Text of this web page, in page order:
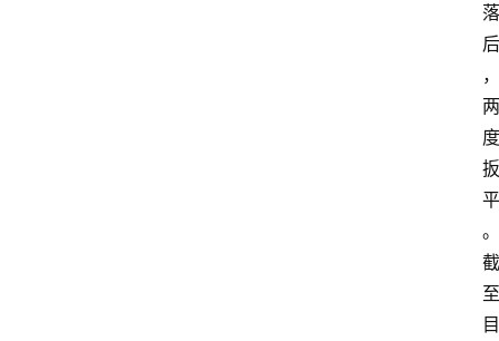
落
后
，
两
度
扳
平
。
截
至
目